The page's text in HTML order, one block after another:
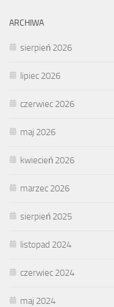
ARCHIWA
sierpień 2026
lipiec 2026
czerwiec 2026
maj 2026
kwiecień 2026
marzec 2026
sierpień 2025
listopad 2024
czerwiec 2024
maj 2024